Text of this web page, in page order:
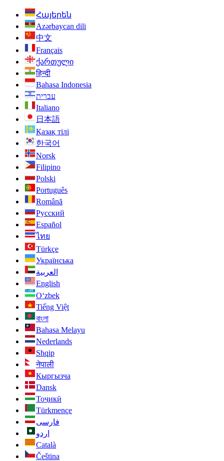
Հայերեն
Azərbaycan dili
中文
Français
ქართული
हिन्दी
Bahasa Indonesia
עברית
Italiano
日本語
Қазақ тілі
한국어
Norsk
Filipino
Polski
Português
Română
Русский
Español
ไทย
Türkçe
Українська
العربية
English
O‘zbek
Tiếng Việt
বাংলা
Bahasa Melayu
Nederlands
Shqip
नेपाली
Кыргызча
Dansk
Тоҷикӣ
Türkmençe
فارسی
اردو
Català
Čeština